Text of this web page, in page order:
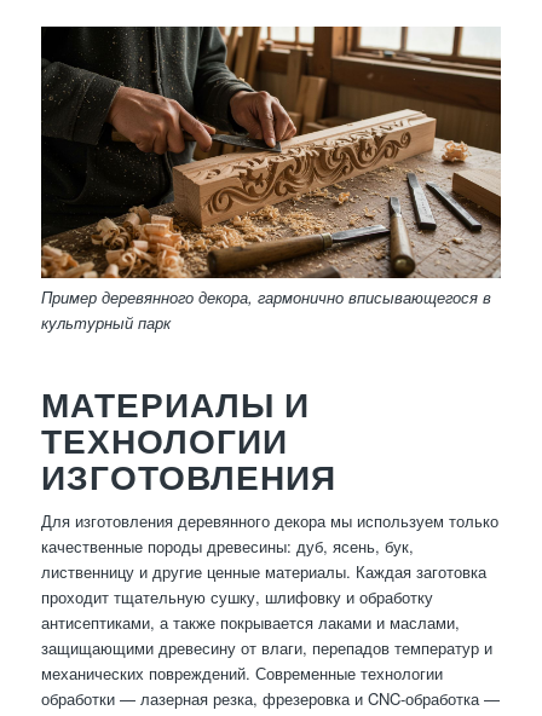
Пример деревянного декора, гармонично вписывающегося в
культурный парк
МАТЕРИАЛЫ И
ТЕХНОЛОГИИ
ИЗГОТОВЛЕНИЯ
Для изготовления деревянного декора мы используем только
качественные породы древесины: дуб, ясень, бук,
лиственницу и другие ценные материалы. Каждая заготовка
проходит тщательную сушку, шлифовку и обработку
антисептиками, а также покрывается лаками и маслами,
защищающими древесину от влаги, перепадов температур и
механических повреждений. Современные технологии
обработки — лазерная резка, фрезеровка и CNC-обработка —